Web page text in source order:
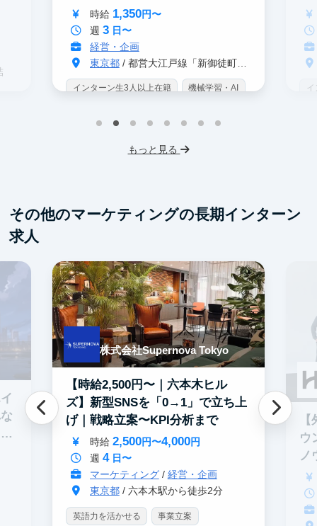
時給 1,350円〜
週 3日〜
経営・企画
東京都/ 都営大江戸線「新御徒町駅」 A4出口 徒歩3分
インターン生3人以上在籍 機械学習・AI
ン
もっと見る
その他のマーケティングの長期インターン
求人
株式会社Supernova Tokyo
【時給2,500円〜｜六本木ヒル
ズ】新型SNSを「0→1」で立ち上
げ｜戦略立案〜KPI分析まで
時給 2,500円〜4,000円
週 4日〜
マーケティング/ 経営・企画
東京都/ 六本木駅から徒歩2分
英語力を活かせる 事業立案
ウ
ノ